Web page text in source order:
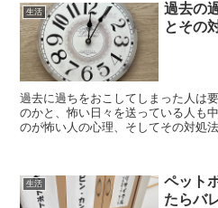
生活
過去の
とその
過去に過ちをおこしてしまった人は
のかと、怖い日々を送っている人も
のが怖い人の心理、そしてその対処
生活
ペット
たらバ